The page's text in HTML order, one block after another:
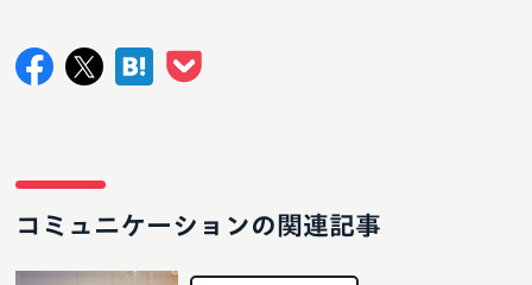
コミュニケーションの関連記事